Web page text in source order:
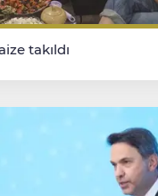
takıldı